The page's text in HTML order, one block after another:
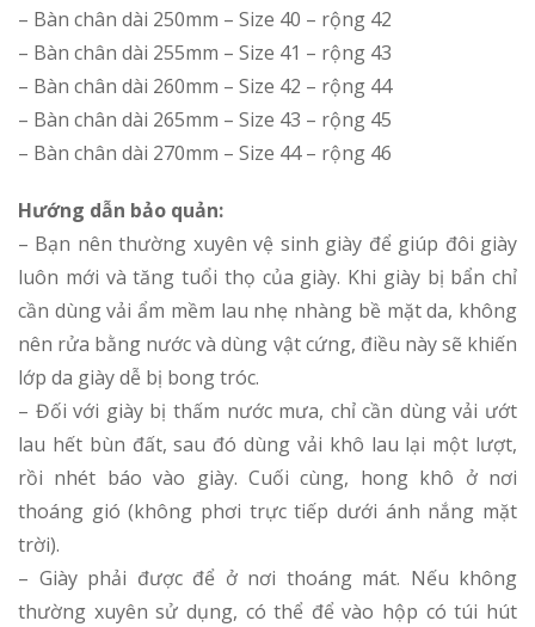
– Bàn chân dài 250mm – Size 40 – rộng 42
– Bàn chân dài 255mm – Size 41 – rộng 43
– Bàn chân dài 260mm – Size 42 – rộng 44
– Bàn chân dài 265mm – Size 43 – rộng 45
– Bàn chân dài 270mm – Size 44 – rộng 46
Hướng dẫn bảo quản:
– Bạn nên thường xuyên vệ sinh giày để giúp đôi giày
luôn mới và tăng tuổi thọ của giày. Khi giày bị bẩn chỉ
cần dùng vải ẩm mềm lau nhẹ nhàng bề mặt da, không
nên rửa bằng nước và dùng vật cứng, điều này sẽ khiến
lớp da giày dễ bị bong tróc.
– Đối với giày bị thấm nước mưa, chỉ cần dùng vải ướt
lau hết bùn đất, sau đó dùng vải khô lau lại một lượt,
rồi nhét báo vào giày. Cuối cùng, hong khô ở nơi
thoáng gió (không phơi trực tiếp dưới ánh nắng mặt
trời).
– Giày phải được để ở nơi thoáng mát. Nếu không
thường xuyên sử dụng, có thể để vào hộp có túi hút